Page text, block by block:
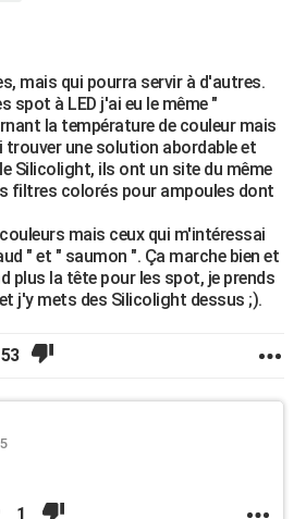
mais qui pourra servir à d'autres.
spot à LED j'ai eu le même "
la température de couleur mais
trouver une solution abordable et
Silicolight, ils ont un site du même
filtres colorés pour ampoules dont
mais ceux qui m'intéressai
" et " saumon ". Ça marche bien et
plus la tête pour les spot, je prends
j'y mets des Silicolight dessus ;).
53
1